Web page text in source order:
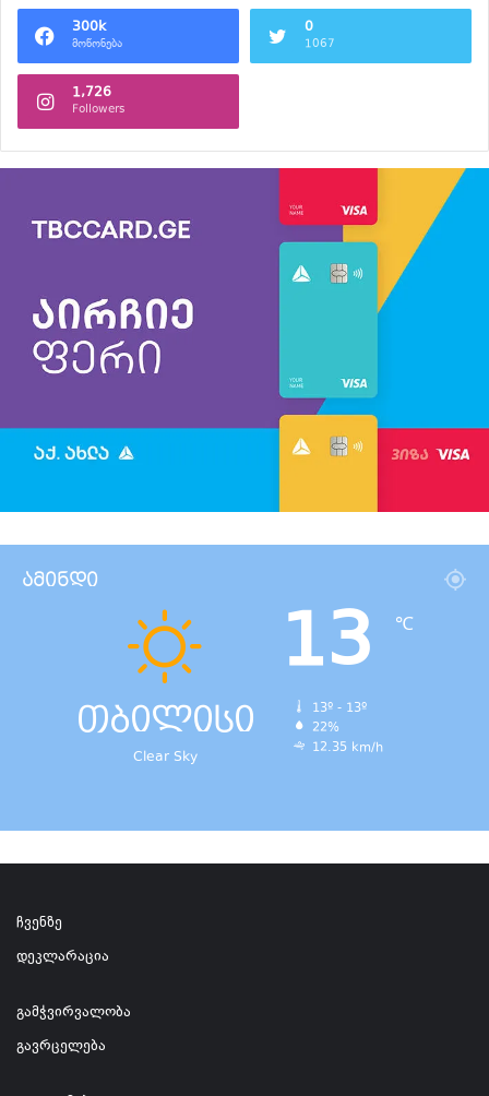
300k
მოწონება
0
1067
1,726
Followers
ამინდი
თბილისი
Clear Sky
13 ℃
13º - 13º
22%
12.35 km/h
ჩვენზე
დეკლარაცია
გამჭვირვალობა
გავრცელება